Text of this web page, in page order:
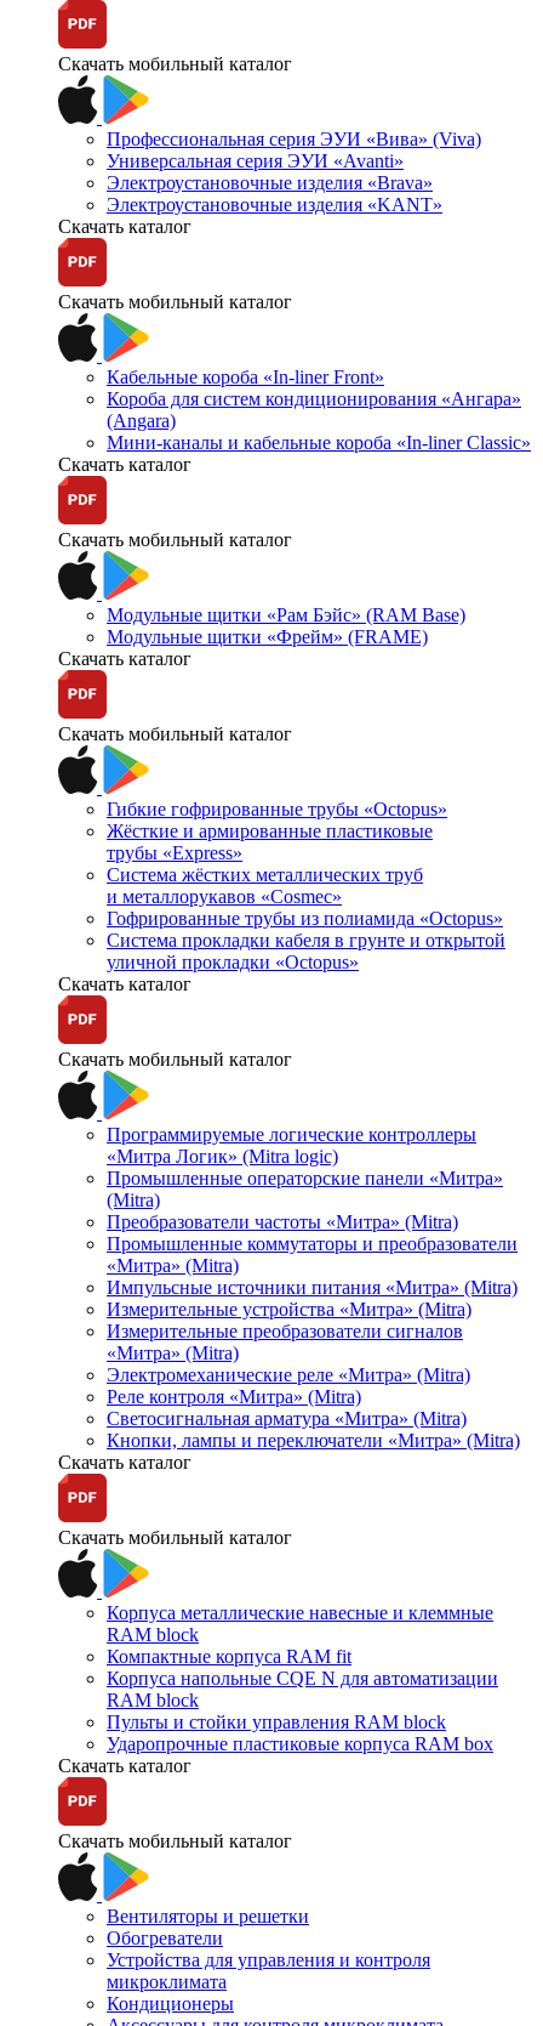
Скачать мобильный каталог
Профессиональная серия ЭУИ «Вива» (Viva)
Универсальная серия ЭУИ «Avanti»
Электроустановочные изделия «Brava»
Электроустановочные изделия «KANT»
Скачать каталог
Скачать мобильный каталог
Кабельные короба «In-liner Front»
Короба для систем кондиционирования «Ангара»
(Angara)
Мини-каналы и кабельные короба «In-liner Classic»
Скачать каталог
Скачать мобильный каталог
Модульные щитки «Рам Бэйс» (RAM Base)
Модульные щитки «Фрейм» (FRAME)
Скачать каталог
Скачать мобильный каталог
Гибкие гофрированные трубы «Octopus»
Жёсткие и армированные пластиковые
трубы «Express»
Система жёстких металлических труб
и металлорукавов «Cosmec»
Гофрированные трубы из полиамида «Octopus»
Система прокладки кабеля в грунте и открытой
уличной прокладки «Octopus»
Скачать каталог
Скачать мобильный каталог
Программируемые логические контроллеры
«Митра Логик» (Mitra logic)
Промышленные операторские панели «Митра»
(Mitra)
Преобразователи частоты «Митра» (Mitra)
Промышленные коммутаторы и преобразователи
«Митра» (Mitra)
Импульсные источники питания «Митра» (Mitra)
Измерительные устройства «Митра» (Mitra)
Измерительные преобразователи сигналов
«Митра» (Mitra)
Электромеханические реле «Митра» (Mitra)
Реле контроля «Митра» (Mitra)
Светосигнальная арматура «Митра» (Mitra)
Кнопки, лампы и переключатели «Митра» (Mitra)
Скачать каталог
Скачать мобильный каталог
Корпуса металлические навесные и клеммные
RAM block
Компактные корпуса RAM fit
Корпуса напольные CQE N для автоматизации
RAM block
Пульты и стойки управления RAM block
Ударопрочные пластиковые корпуса RAM box
Скачать каталог
Скачать мобильный каталог
Вентиляторы и решетки
Обогреватели
Устройства для управления и контроля
микроклимата
Кондиционеры